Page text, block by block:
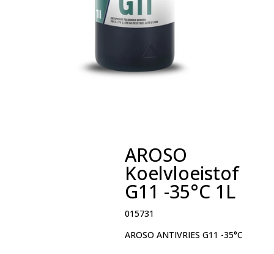
AROSO
Koelvloeistof
G11 -35°C 1L
015731
AROSO ANTIVRIES G11 -35°C